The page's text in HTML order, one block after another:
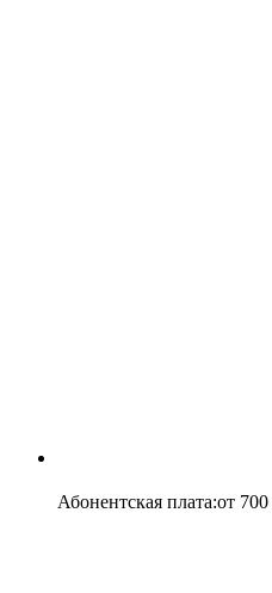
Абонентская плата:от 700